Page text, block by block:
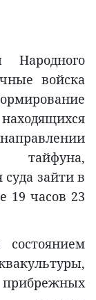
Народного
войска
зайти в
19 часов 23